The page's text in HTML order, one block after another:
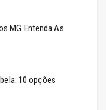
MG Entenda As
10 opções